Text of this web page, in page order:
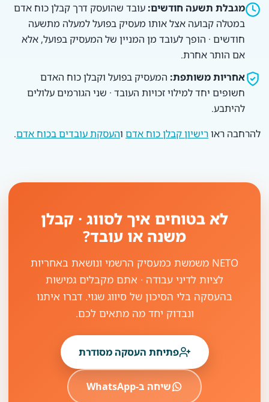
מגבלת תשעה חודשים: עובד שהועסק דרך קבלן כוח אדם
במטלה קבועה אצל אותו מעסיק בפועל למעלה מתשעה
חודשים · הופך לעובד מן המניין של המעסיק בפועל, אלא
אם הותר אחרת.
אחריות משותפת: המעסיק בפועל וקבלן כוח האדם
חשופים יחד למילוי זכויות העובד · שני הגורמים עלולים
להיתבע.
להרחבה ראורישיון קבלן כוח אדם והעסקת עובדים בכוח אדם.
לא בטוחים איך לסווג · קבלן
משנה או עובד?
NETO משמשת כמעסיק הרשמי ונושאת באחריות
לציות לדיני עבודה · אתם מקבלים גמישות
בהעסקה בלי הסיכון של סיווג שגוי. דברו איתנו
ונבדוק יחד מה מתאים לכם.
פתיחת העסקה מסודרת
שיחה ב-WhatsApp